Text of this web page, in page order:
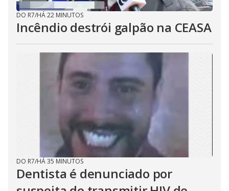
DO R7/HÁ 22 MINUTOS
Incêndio destrói galpão na CEASA
DO R7/HÁ 35 MINUTOS
Dentista é denunciado por